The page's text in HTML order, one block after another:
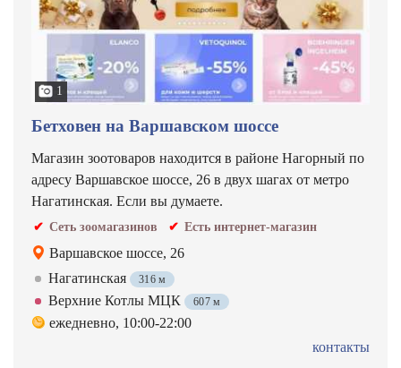
1
Бетховен на Варшавском шоссе
Магазин зоотоваров находится в районе Нагорный по
адресу Варшавское шоссе, 26 в двух шагах от метро
Нагатинская. Если вы думаете.
Сеть зоомагазинов Есть интернет-магазин
Варшавское шоссе, 26
Нагатинская
316 м
Верхние Котлы МЦК 607 м
ежедневно, 10:00-22:00
контакты